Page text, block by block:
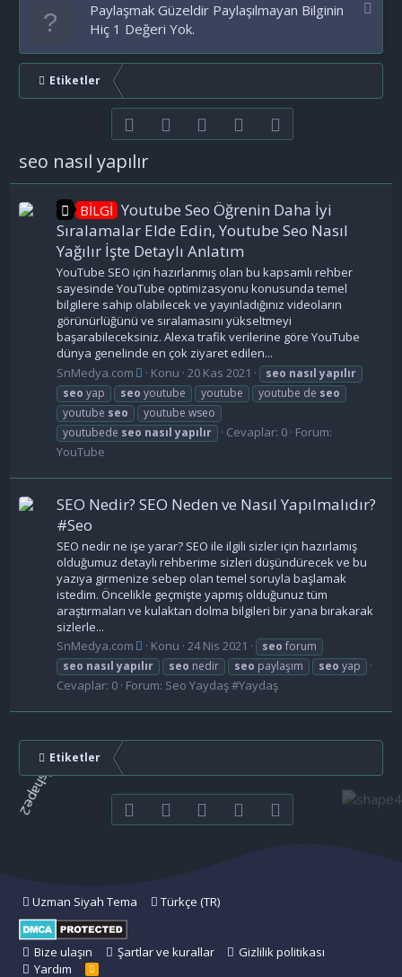
Paylaşmak Güzeldir Paylaşılmayan Bilginin
Hiç 1 Değeri Yok.
Etiketler
FacebookTwitter youtubeBize ulaşın
seo nasıl yapılır
BİLGİ Youtube Seo Öğrenin Daha İyi
Sıralamalar Elde Edin, Youtube Seo Nasıl
Yağılır İşte Detaylı Anlatım
YouTube SEO için hazırlanmış olan bu kapsamlı rehber
sayesinde YouTube optimizasyonu konusunda temel
bilgilere sahip olabilecek ve yayınladığınız videoların
görünürlüğünü ve sıralamasını yükseltmeyi
başarabileceksiniz. Alexa trafik verilerine göre YouTube
dünya genelinde en çok ziyaret edilen...
SnMedya.com
Konu 20 Kas 2021 seo nasıl yapılır
seo yap seo youtube youtube youtube de seo
youtube seo
youtube wseo
youtubede seo nasıl yapılır Cevaplar: 0 Forum:
YouTube
SEO Nedir? SEO Neden ve Nasıl Yapılmalıdır?
#Seo
SEO nedir ne işe yarar? SEO ile ilgili sizler için hazırlamış
olduğumuz detaylı rehberime sizleri düşündürecek ve bu
yazıya girmenize sebep olan temel soruyla başlamak
istedim. Öncelikle geçmişte yapmış olduğunuz tüm
araştırmaları ve kulaktan dolma bilgileri bir yana bırakarak
sizlerle...
SnMedya.com
Konu 24 Nis 2021 seo forum
seo nasıl yapılır seo nedir seo paylaşım seo yap
Cevaplar: 0 Forum: Seo Yaydaş #Yaydaş
Etiketler
FacebookTwitter youtubeBize ulaşın
Uzman Siyah Tema Türkçe (TR)
Bize ulaşın Şartlar ve kurallar
Gizlilik politikası
Yardım
R